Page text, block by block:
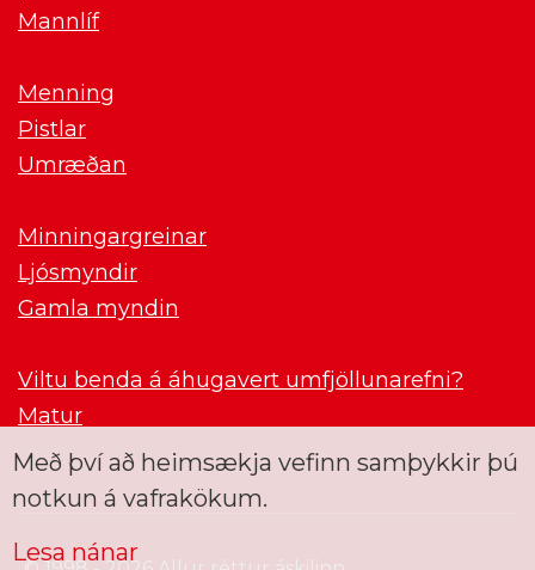
Mannlíf
Menning
Pistlar
Umræðan
Minningargreinar
Ljósmyndir
Gamla myndin
Viltu benda á áhugavert umfjöllunarefni?
Matur
Með því að heimsækja vefinn samþykkir þú
notkun á vafrakökum.
Lesa nánar